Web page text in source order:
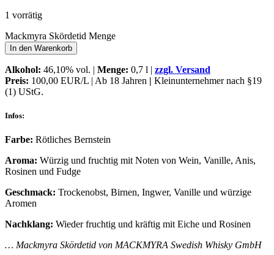
1 vorrätig
Mackmyra Skördetid Menge
In den Warenkorb
Alkohol: 46,10% vol. | Menge: 0,7 l | zzgl. Versand
Preis: 100,00 EUR/L | Ab 18 Jahren | Kleinunternehmer nach §19
(1) UStG.
Infos:
Farbe: Rötliches Bernstein
Aroma: Würzig und fruchtig mit Noten von Wein, Vanille, Anis,
Rosinen und Fudge
Geschmack: Trockenobst, Birnen, Ingwer, Vanille und würzige
Aromen
Nachklang: Wieder fruchtig und kräftig mit Eiche und Rosinen
… Mackmyra Skördetid von MACKMYRA Swedish Whisky GmbH